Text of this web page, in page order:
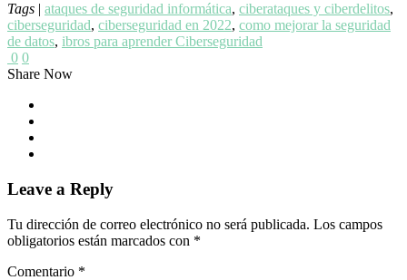
Tags | ataques de seguridad informática, ciberataques y ciberdelitos,
ciberseguridad, ciberseguridad en 2022, como mejorar la seguridad
de datos, ibros para aprender Ciberseguridad
0 0
Share Now
Leave a Reply
Tu dirección de correo electrónico no será publicada. Los campos
obligatorios están marcados con *
Comentario *